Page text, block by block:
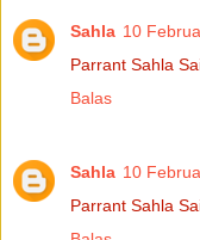
Sahla 10
Parrant Sahla
Balas
Sahla 10
Parrant Sahla